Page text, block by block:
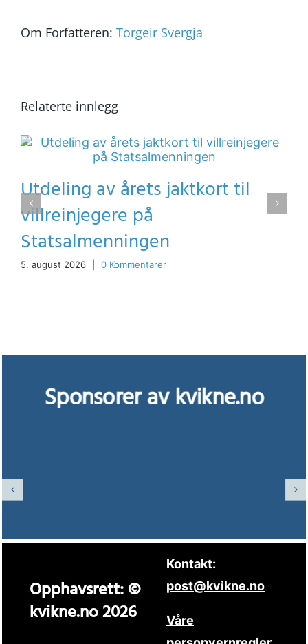
Om Forfatteren: Torgeir Svergja
Relaterte innlegg
Utdeling av årets jaktkort til
villreinjegere på
Statsalmenningen
5. august 2026 0 Kommentarer
Sponsorer av kvikne.no
Opphavsrett: ©
kvikne.no 2026
Kontakt:
post@kvikne.no
Våre